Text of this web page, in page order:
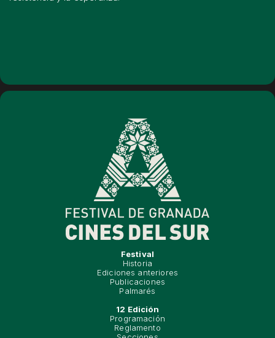
Festival
Historia
Ediciones anteriores
Publicaciones
Palmarés
12 Edición
Programación
Reglamento